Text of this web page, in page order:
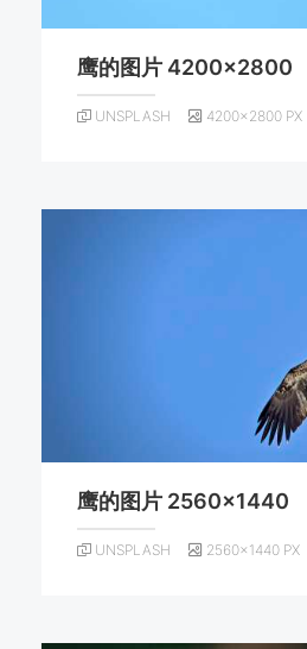
鹰的图片 4200×2800
UNSPLASH 4200×2800 PX
鹰的图片 2560×1440
UNSPLASH 2560×1440 PX